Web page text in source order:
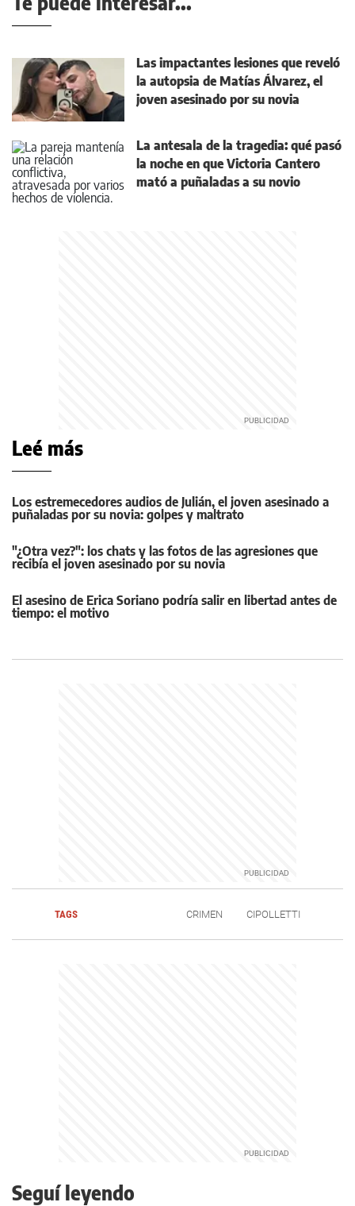
Las impactantes lesiones que reveló
la autopsia de Matías Álvarez, el
joven asesinado por su novia
La antesala de la tragedia: qué pasó
la noche en que Victoria Cantero
mató a puñaladas a su novio
Leé más
Los estremecedores audios de Julián, el joven asesinado a
puñaladas por su novia: golpes y maltrato
"¿Otra vez?": los chats y las fotos de las agresiones que
recibía el joven asesinado por su novia
El asesino de Erica Soriano podría salir en libertad antes de
tiempo: el motivo
TAGS CRIMEN CIPOLLETTI
Seguí leyendo